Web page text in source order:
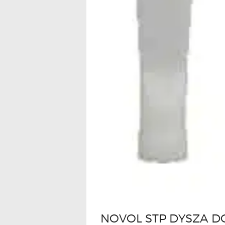
NOVOL STP DYSZA